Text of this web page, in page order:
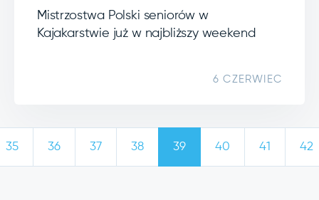
Mistrzostwa Polski seniorów w
Kajakarstwie już w najbliższy weekend
6 CZERWIEC
35 36 37 38 39 40 41 42